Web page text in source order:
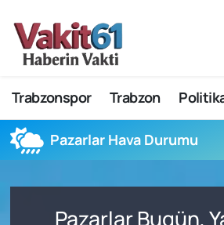
Trabzonspor Trabzon
Pazarlar Hava Durumu
Pazarlar Bugün,
Nöbetçi Eczaneler
Hava Durumu
Namaz Vakitleri
Süper Lig Puan Durumu ve